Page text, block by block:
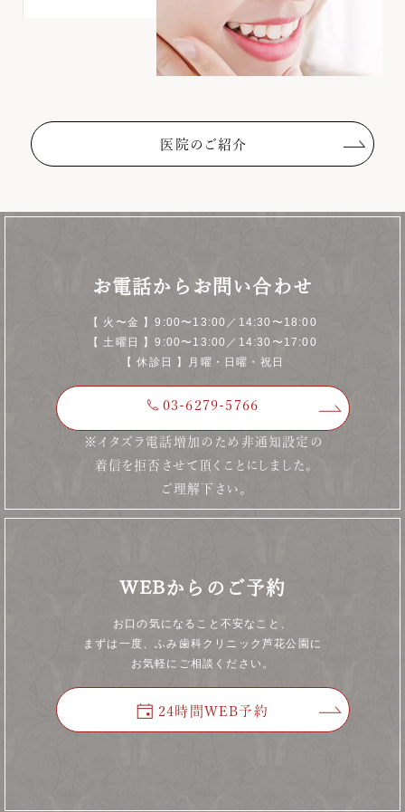
医院のご紹介
お電話からお問い合わせ
【 火〜金 】9:00〜13:00／14:30〜18:00
【 土曜日 】9:00〜13:00／14:30〜17:00
【 休診日 】月曜・日曜・祝日
03-6279-5766
※イタズラ電話増加のため非通知設定の
着信を拒否させて頂くことにしました。
ご理解下さい。
WEBからのご予約
お口の気になること不安なこと、
まずは一度、ふみ歯科クリニック芦花公園に
お気軽にご相談ください。
24時間WEB予約